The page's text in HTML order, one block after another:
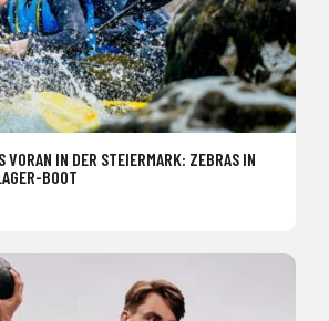
VORAN IN DER STEIERMARK: ZEBRAS IN
BOOT